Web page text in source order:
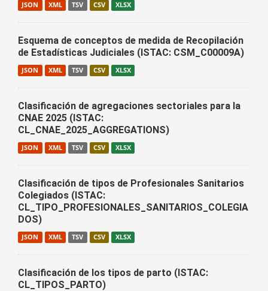
JSON XML TSV CSV XLSX
Esquema de conceptos de medida de Recopilación
de Estadísticas Judiciales (ISTAC: CSM_C00009A)
JSON XML TSV CSV XLSX
Clasificación de agregaciones sectoriales para la
CNAE 2025 (ISTAC:
CL_CNAE_2025_AGGREGATIONS)
JSON XML TSV CSV XLSX
Clasificación de tipos de Profesionales Sanitarios
Colegiados (ISTAC:
CL_TIPO_PROFESIONALES_SANITARIOS_COLEGIA
DOS)
JSON XML TSV CSV XLSX
Clasificación de los tipos de parto (ISTAC:
CL_TIPOS_PARTO)